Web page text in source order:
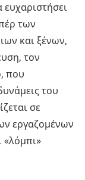
των
και ξένων,
τον
που
του
σε
εργαζομένων
«λόμπι»